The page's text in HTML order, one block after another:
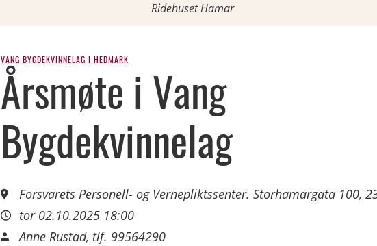
Ridehuset Hamar
VANG BYGDEKVINNELAG I HEDMARK
Årsmøte i Vang
Bygdekvinnelag
Forsvarets Personell- og Vernepliktssenter. Storhamargata 100,
tor 02.10.2025 18:00
Anne Rustad, tlf. 99564290